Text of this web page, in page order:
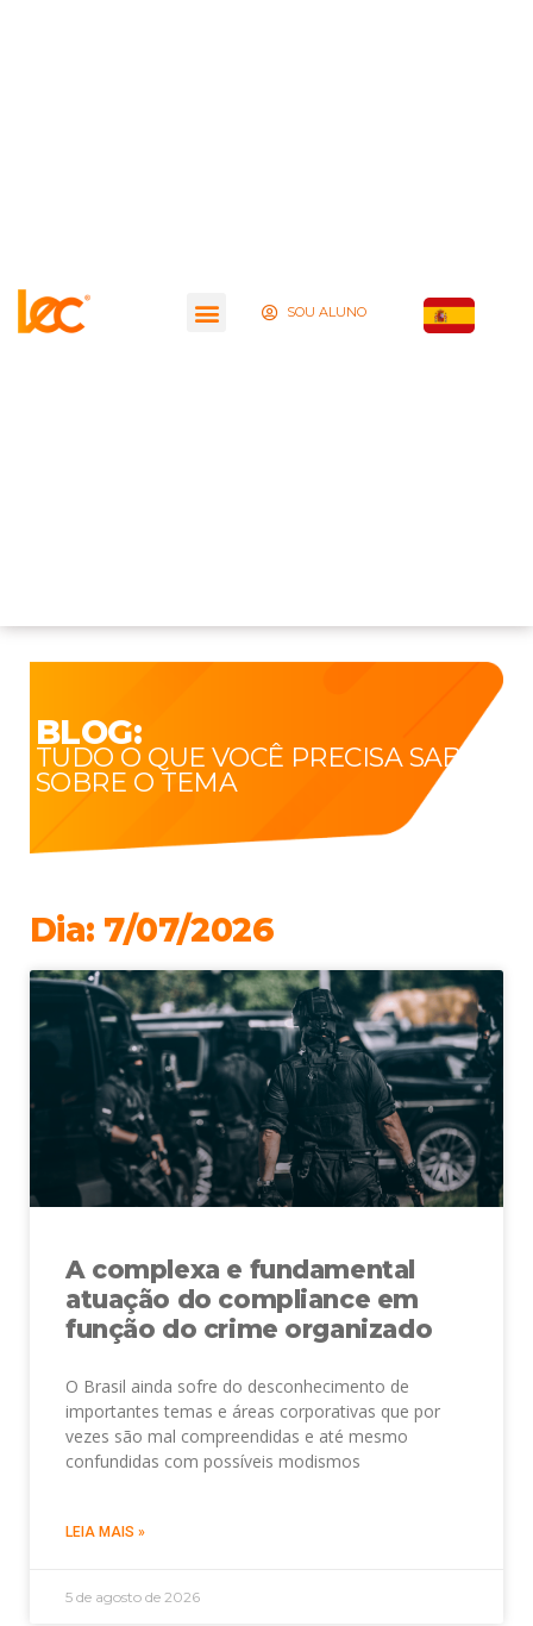
SOU ALUNO
BLOG:
TUDO O QUE VOCÊ PRECISA SABER
SOBRE O TEMA
Dia: 7/07/2026
A complexa e fundamental
atuação do compliance em
função do crime organizado
O Brasil ainda sofre do desconhecimento de
importantes temas e áreas corporativas que por
vezes são mal compreendidas e até mesmo
confundidas com possíveis modismos
LEIA MAIS »
5 de agosto de 2026